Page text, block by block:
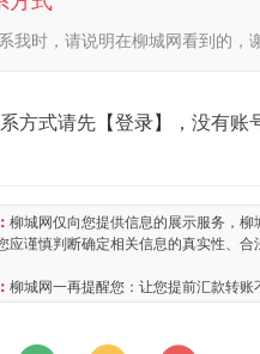
我时，请说明在柳城网看到的，
方式请先 【登录】 ，没有账
柳城网仅向您提供信息的展示服务，
应谨慎判断确定相关信息的真实性、
柳城网一再提醒您：让您提前汇款转账